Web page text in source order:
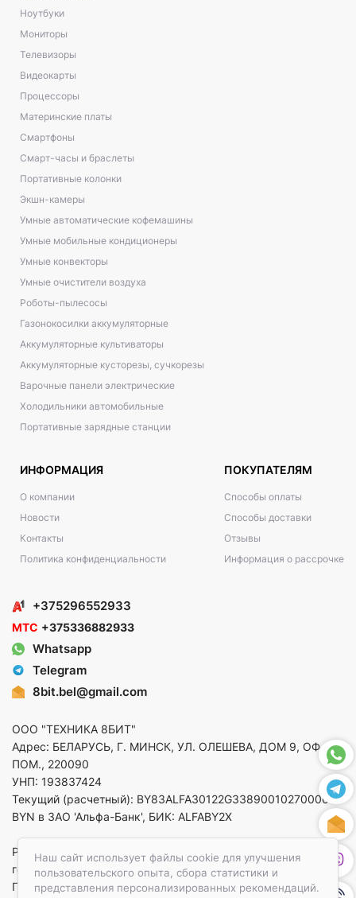
Наш сайт использует файлы cookie для улучшения
пользовательского опыта, сбора статистики и
представления персонализированных рекомендаций.
Ноутбуки
Мониторы
Телевизоры
Видеокарты
Процессоры
Материнские платы
Смартфоны
Смарт-часы и браслеты
Портативные колонки
Экшн-камеры
Умные автоматические кофемашины
Умные мобильные кондиционеры
Умные конвекторы
Умные очистители воздуха
Роботы-пылесосы
Газонокосилки аккумуляторные
Аккумуляторные культиваторы
Аккумуляторные кусторезы, сучкорезы
Варочные панели электрические
Холодильники автомобильные
Портативные зарядные станции
ИНФОРМАЦИЯ
О компании
Новости
Контакты
Политика конфиденциальности
ПОКУПАТЕЛЯМ
Способы оплаты
Способы доставки
Отзывы
Информация о рассрочке
+375296552933
МТС +375336882933
Whatsapp
Telegram
8bit.bel@gmail.com
ООО "ТЕХНИКА 8БИТ"
Адрес: БЕЛАРУСЬ, Г. МИНСК, УЛ. ОЛЕШЕВА, ДОМ 9, ОФ. 5,
ПОМ., 220090
УНП: 193837424
Текущий (расчетный): BY83ALFA30122G33890010270000 в
BYN в ЗАО 'Альфа-Банк', БИК: ALFABY2X
Регистрация в торговом реестре от 14.08.2025 Минский
горисполком
По вопросам защиты прав потребителей